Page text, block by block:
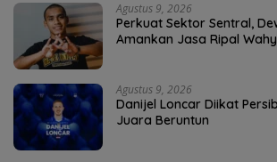
Agustus 9, 2026
Perkuat Sektor Sentral,
Amankan Jasa Ripal
Agustus 9, 2026
Danijel Loncar Diikat
Juara Beruntun